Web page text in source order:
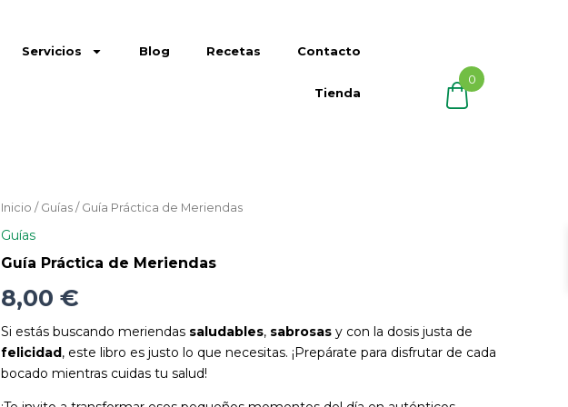
Servicios Blog Recetas Contacto
Tienda
Inicio / Guías / Guía Práctica de Meriendas
Guías
Guía Práctica de Meriendas
8,00 €
Si estás buscando meriendas saludables, sabrosas y con la dosis justa de
felicidad, este libro es justo lo que necesitas. ¡Prepárate para disfrutar de cada
bocado mientras cuidas tu salud!
Guía
de
Meriendas
0